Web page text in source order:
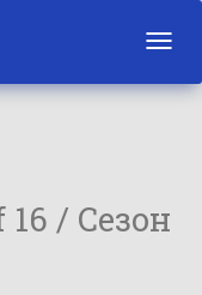
16 / Сезон